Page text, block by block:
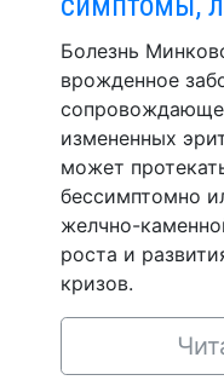
Болезнь
врожденное
измененных
может
бессимптомно
желчно-
роста и
кризов.